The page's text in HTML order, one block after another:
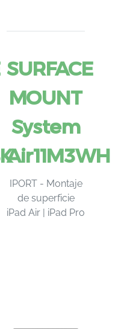
SURFACE
MOUNT
System
Air11M3WH
IPORT - Montaje
de superficie
iPad Air | iPad Pro